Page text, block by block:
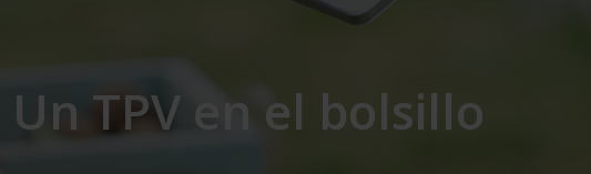
Un TPV en el bolsillo